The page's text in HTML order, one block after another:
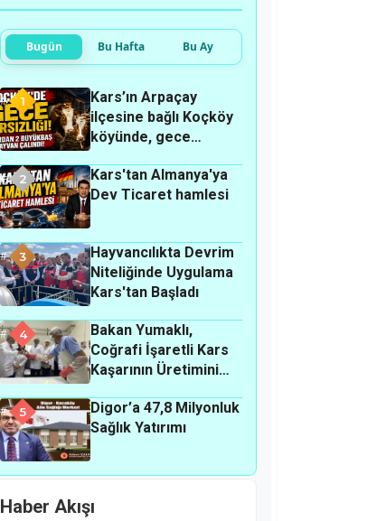
Bugün Bu Hafta Bu Ay
1
Kars’ın Arpaçay
ilçesine bağlı Koçköy
köyünde, gece
meydana geldi.
2
Kars'tan Almanya'ya
Dev Ticaret hamlesi
3
Hayvancılıkta Devrim
Niteliğinde Uygulama
Kars'tan Başladı
4
Bakan Yumaklı,
Coğrafi İşaretli Kars
Kaşarının Üretimini
5
Digor’a 47,8 Milyonluk
Sağlık Yatırımı
Haber Akışı